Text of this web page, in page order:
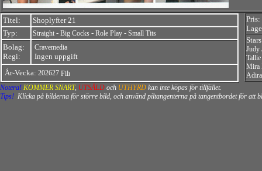
Titel:
Shoplyfter 21
Typ:
Straight - Big Cocks - Role Play - Small Tits
Bolag:
Regi:
Cravemedia
Ingen uppgift
År-Vecka: 202627
Judy
Mira
Notera! KOMMER SNART, UTSÅLD och UTHYRD kan inte köpas för tillfället.
Tips! Klicka på bilderna för större bild, och använd piltangenterna på tangentbordet för att